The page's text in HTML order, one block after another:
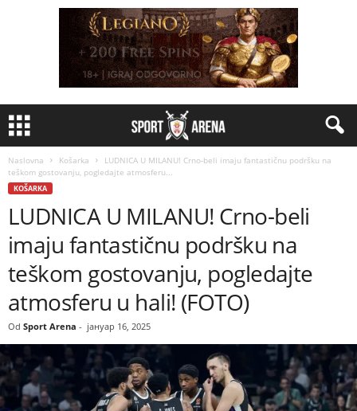
Naslovna Košarka
LUDNICA U MILANU! Crno-beli imaju fantastičnu podršku na
teškom gostovanju, pogledajte atmosferu...
KOŠARKA
LUDNICA U MILANU! Crno-beli
imaju fantastičnu podršku na
teškom gostovanju, pogledajte
atmosferu u hali! (FOTO)
Od Sport Arena - јануар 16, 2025